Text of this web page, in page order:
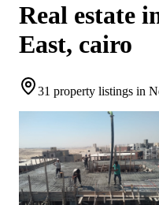
Real estate
East, cairo
31 property listings in